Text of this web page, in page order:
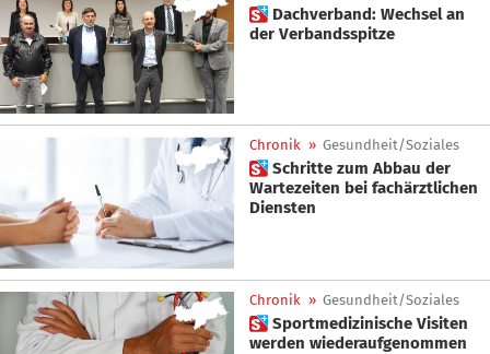
 Dachverband: Wechsel an
der Verbandsspitze
Chronik » Gesundheit/Soziales
 Schritte zum Abbau der
Wartezeiten bei fachärztlichen
Diensten
Chronik » Gesundheit/Soziales
 Sportmedizinische Visiten
werden wiederaufgenommen